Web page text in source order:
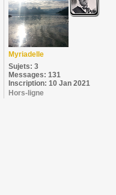
Myriadelle
Sujets: 3
Messages: 131
Inscription: 10 Jan 2021
Hors-ligne